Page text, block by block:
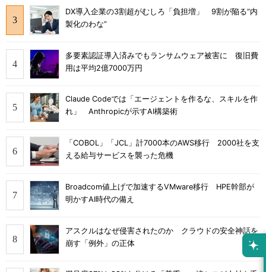
DX導入企業の3割超がむしろ「負担増」 9割が陥る“内
製化のわな”
多要素認証導入済みでもランサムウェア被害に 復旧費
用は平均2億7000万円
Claude Codeでは「エージェントを作るな、スキルを作
れ」 Anthropicが示すAI構築術
「COBOL」「JCL」計7000本のAWS移行 2000社を支
える給与サービスを襲った危機
Broadcom値上げで加速するVMware移行 HPE幹部が
明かすAI時代の備え
アスクルはなぜ侵害されたのか クラウドの安全神話を
崩す「例外」の正体